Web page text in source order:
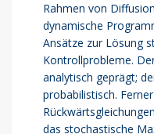
Rahmen von
dynamische
Ansätze zur Lösung
Kontrollprobleme.
analytisch geprägt;
probabilistisch.
das stochastische